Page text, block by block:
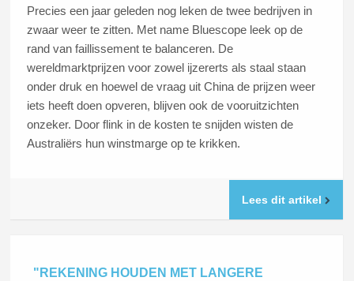
Precies een jaar geleden nog leken de twee bedrijven in
zwaar weer te zitten. Met name Bluescope leek op de
rand van faillissement te balanceren. De
wereldmarktprijzen voor zowel ijzererts als staal staan
onder druk en hoewel de vraag uit China de prijzen weer
iets heeft doen opveren, blijven ook de vooruitzichten
onzeker. Door flink in de kosten te snijden wisten de
Australiërs hun winstmarge op te krikken.
Lees dit artikel
"REKENING HOUDEN MET LANGERE